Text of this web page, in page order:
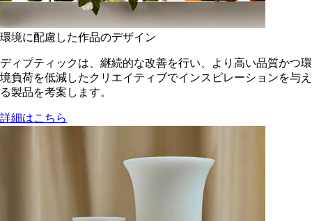
環境に配慮した作品のデザイン
ディプティックは、継続的な改善を行い、より高い品質かつ環
境負荷を低減した​クリエイティブでインスピレーションを与え
る製品を考案します。
詳細はこちら